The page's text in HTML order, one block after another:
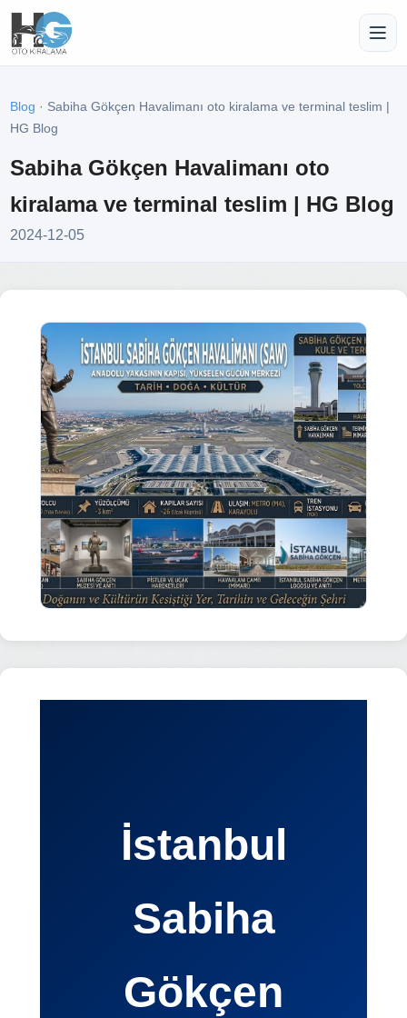
Blog · Sabiha Gökçen Havalimanı oto kiralama ve terminal teslim |
HG Blog
Sabiha Gökçen Havalimanı oto
kiralama ve terminal teslim | HG Blog
2024-12-05
İstanbul
Sabiha
Gökçen